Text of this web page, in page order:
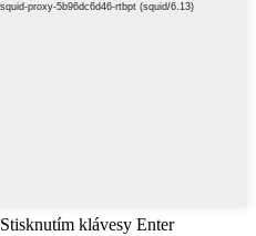
Stisknutím klávesy Enter